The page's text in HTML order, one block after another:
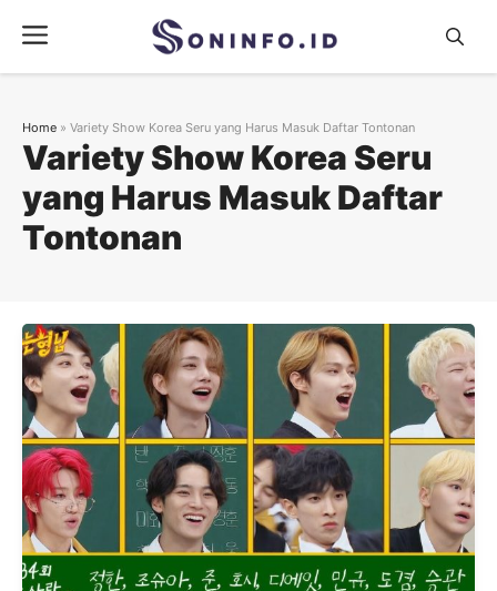
content
Menu
Variety Show Korea Seru
yang Harus Masuk Daftar
Tontonan
Home » Variety Show Korea Seru yang Harus Masuk Daftar Tontonan